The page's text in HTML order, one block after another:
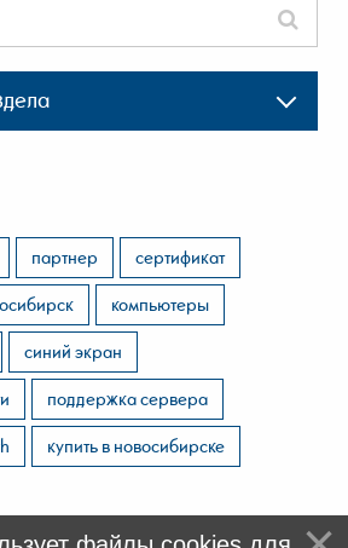
партнер
сертификат
компьютеры
синий экран
поддержка сервера
купить в новосибирске